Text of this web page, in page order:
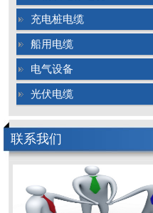
充电桩电缆
船用电缆
电气设备
光伏电缆
联系我们